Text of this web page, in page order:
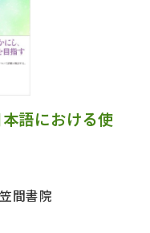
語における使
笠間書院